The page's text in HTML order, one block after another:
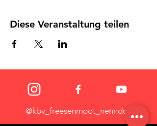
Diese Veranstaltung teilen
@kbv_freesenmoot_nenndorf